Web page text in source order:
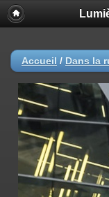
Accueil / Dans la